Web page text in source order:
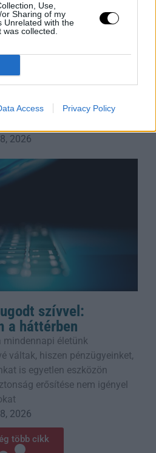
Use,
Sharing of my
Unrelated with the
collected.
Access Privacy Policy
Az
érinthet. Az Egyesült
2026
szívvel:
a háttérben
mindennapi életünk
váltak, hiszen pénzügyeinket,
is egyetlen eszközön
erősítése nem igényel
2026
több cikk